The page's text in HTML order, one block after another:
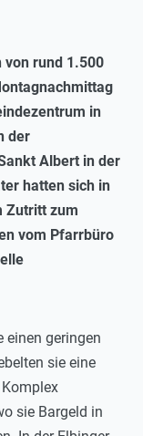
von rund 1.500
in
der
Albert in der
hatten sich in
Zutritt zum
vom Pfarrbüro
einen geringen
sie eine
sie Bargeld in